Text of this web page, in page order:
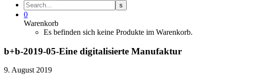
0
Warenkorb
Es befinden sich keine Produkte im Warenkorb.
b+b-2019-05-Eine digitalisierte Manufaktur
9. August 2019